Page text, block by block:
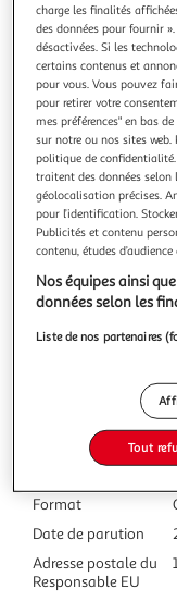
ARRET SUR
Dans un monde où
vingtaine d'enfants
d'un camp. Le jour
remettre en
mourir. Elle savait
accomplir le rituel c
En savoir +
Vous voulez
Format
Date de parution
Adresse postale du
Responsable EU
charge les finalités
des données pour fournir
désactivées. Si les
certains contenus et
pour vous. Vous pouvez
pour retirer votre
mes préférences" en bas
sur notre ou nos sites
politique de
traitent des données selon
géolocalisation précises.
pour l’identification.
Publicités et contenu
contenu, études
Nos équipes ainsi
données selon les
Liste de nos partenaires
Tout